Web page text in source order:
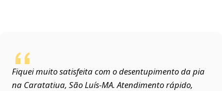
Fiquei muito satisfeita com o desentupimento da pia
na Caratatiua, São Luís‑MA. Atendimento rápido,